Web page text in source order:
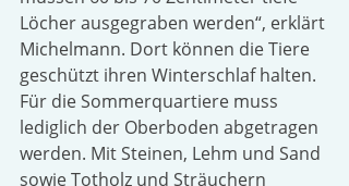
Löcher ausgegraben werden“, erklärt
Michelmann. Dort können die Tiere
geschützt ihren Winterschlaf halten.
Für die Sommerquartiere muss
lediglich der Oberboden abgetragen
werden. Mit Steinen, Lehm und Sand
sowie Totholz und Sträuchern